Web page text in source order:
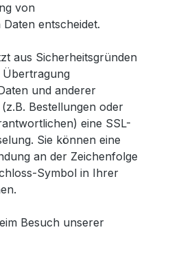
von
entscheidet.
aus Sicherheitsgründen
und anderer
Bestellungen oder
eine SSL-
Sie können eine
an der Zeichenfolge
Symbol in Ihrer
Besuch unserer